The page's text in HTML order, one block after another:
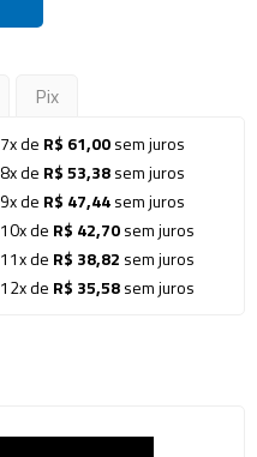
Pix
7x de R$ 61,00sem juros
8x de R$ 53,38sem juros
9x de R$ 47,44sem juros
10x de R$ 42,70sem juros
11x de R$ 38,82 sem juros
12x de R$ 35,58sem juros